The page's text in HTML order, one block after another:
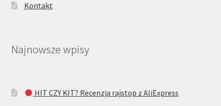
Kontakt
Najnowsze wpisy
HIT CZY KIT? Recenzja rajstop z AliExpress